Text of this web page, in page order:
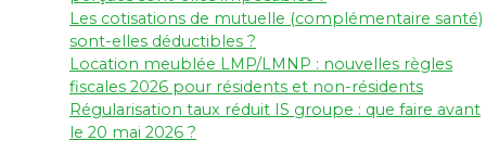
Les cotisations de mutuelle (complémentaire santé)
sont-elles déductibles ?
Location meublée LMP/LMNP : nouvelles règles
fiscales 2026 pour résidents et non-résidents
Régularisation taux réduit IS groupe : que faire avant
le 20 mai 2026 ?